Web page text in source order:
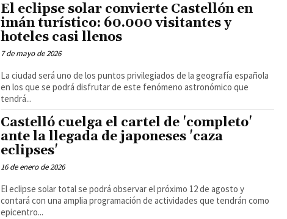
El eclipse solar convierte Castellón en
imán turístico: 60.000 visitantes y
hoteles casi llenos
7 de mayo de 2026
La ciudad será uno de los puntos privilegiados de la geografía española
en los que se podrá disfrutar de este fenómeno astronómico que
tendrá...
Castelló cuelga el cartel de 'completo'
ante la llegada de japoneses 'caza
eclipses'
16 de enero de 2026
El eclipse solar total se podrá observar el próximo 12 de agosto y
contará con una amplia programación de actividades que tendrán como
epicentro...